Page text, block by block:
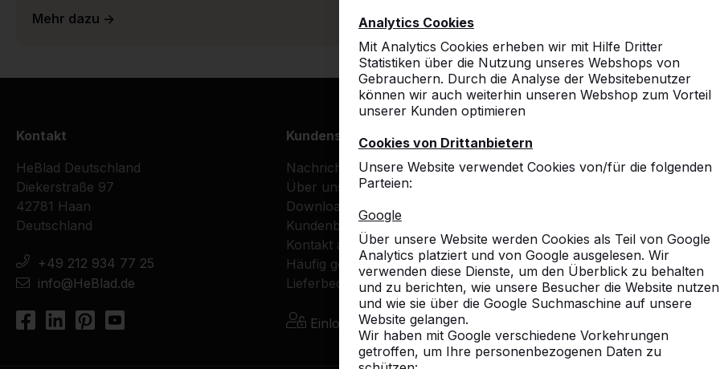
Analytics Cookies
Mit Analytics Cookies erheben wir mit Hilfe Dritter
Statistiken über die Nutzung unseres Webshops von
Gebrauchern. Durch die Analyse der Websitebenutzer
können wir auch weiterhin unseren Webshop zum Vorteil
unserer Kunden optimieren
Cookies von Drittanbietern
Unsere Website verwendet Cookies von/für die folgenden
Parteien:
Google
Über unsere Website werden Cookies als Teil von Google
Analytics platziert und von Google ausgelesen. Wir
verwenden diese Dienste, um den Überblick zu behalten
und zu berichten, wie unsere Besucher die Website nutzen
und wie sie über die Google Suchmaschine auf unsere
Website gelangen.
Wir haben mit Google verschiedene Vorkehrungen
getroffen, um Ihre personenbezogenen Daten zu
Mehr dazu ->
Kontakt
HeBlad Deutschland
Diekerstraße 97
42781 Haan
Deutschland
+49 212 934 77 25
info@HeBlad.de
Kundenservice
Nachrichten
Über uns
Downloads
Kundenberichte
Kontakt aufnehmen
Häufig gestellte Fragen
Lieferbedingungen
Einloggen
Tischtennistische
Picknicksets
Bänke
Zubehör
Specials